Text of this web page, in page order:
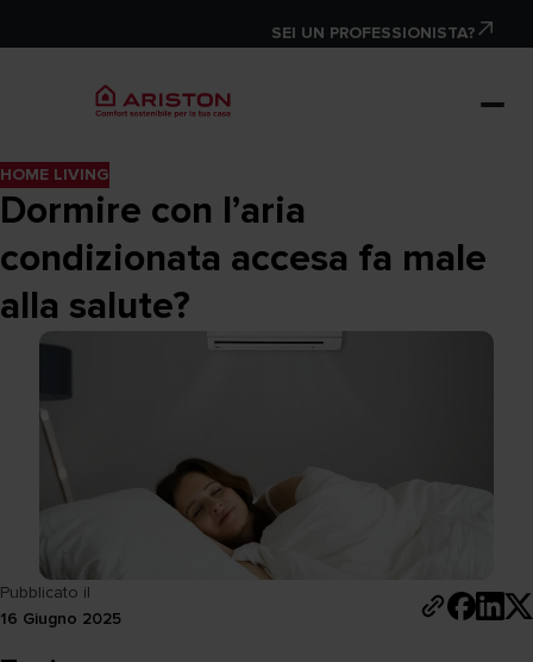
SEI UN PROFESSIONISTA?
HOME LIVING
Dormire con l’aria
condizionata accesa fa male
alla salute?
Pubblicato il
16 Giugno 2025